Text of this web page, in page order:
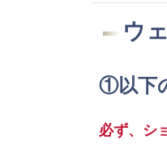
ウ
①以下
必ず、シ